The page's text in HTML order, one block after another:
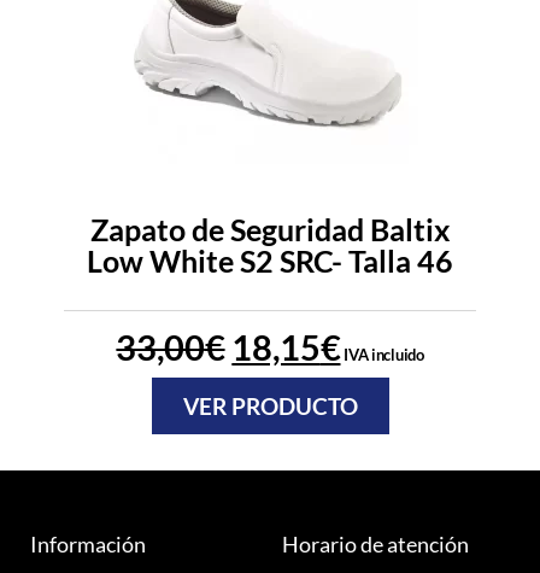
Zapato de Seguridad Baltix
Low White S2 SRC- Talla 46
33,00€ 18,15€IVA incluido
VER PRODUCTO
Información Horario de atención